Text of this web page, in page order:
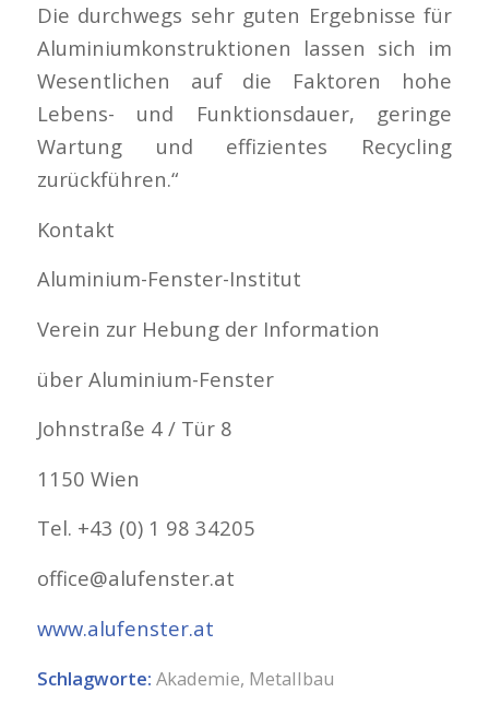
Die durchwegs sehr guten Ergebnisse für
Aluminiumkonstruktionen lassen sich im
Wesentlichen auf die Faktoren hohe
Lebens- und Funktionsdauer, geringe
Wartung und effizientes Recycling
zurückführen.“
Kontakt
Aluminium-Fenster-Institut
Verein zur Hebung der Information
über Aluminium-Fenster
Johnstraße 4 / Tür 8
1150 Wien
Tel. +43 (0) 1 98 34205
office@alufenster.at
www.alufenster.at
Schlagworte: Akademie, Metallbau